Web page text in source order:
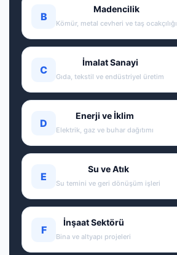
B
Madencilik
Kömür, metal cevheri ve taş ocakçılığı
C
İmalat Sanayi
Gıda, tekstil ve endüstriyel üretim
D
Enerji ve İklim
Elektrik, gaz ve buhar dağıtımı
E
Su ve Atık
Su temini ve geri dönüşüm işleri
F
İnşaat Sektörü
Bina ve altyapı projeleri